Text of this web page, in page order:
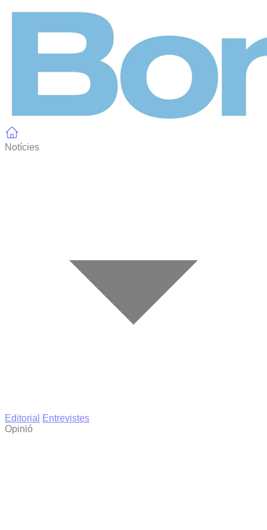
Notícies
Editorial
Entrevistes
Opinió